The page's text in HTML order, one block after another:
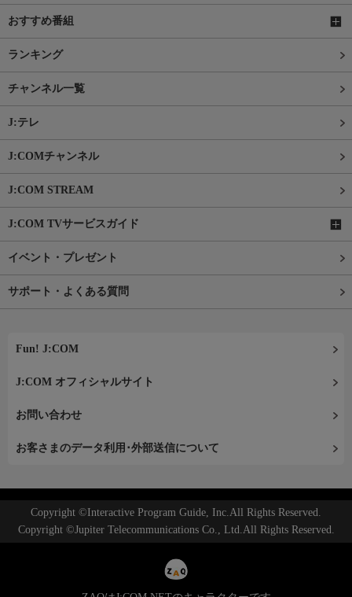
おすすめ番組
ランキング
チャンネル一覧
J:テレ
J:COMチャンネル
J:COM STREAM
J:COM TVサービスガイド
イベント・プレゼント
サポート・よくある質問
Fun! J:COM
J:COM オフィシャルサイト
お問い合わせ
お客さまのデータ利用･外部送信について
Copyright ©Interactive Program Guide, Inc.All Rights Reserved.
Copyright ©Jupiter Telecommunications Co., Ltd.All Rights Reserved.